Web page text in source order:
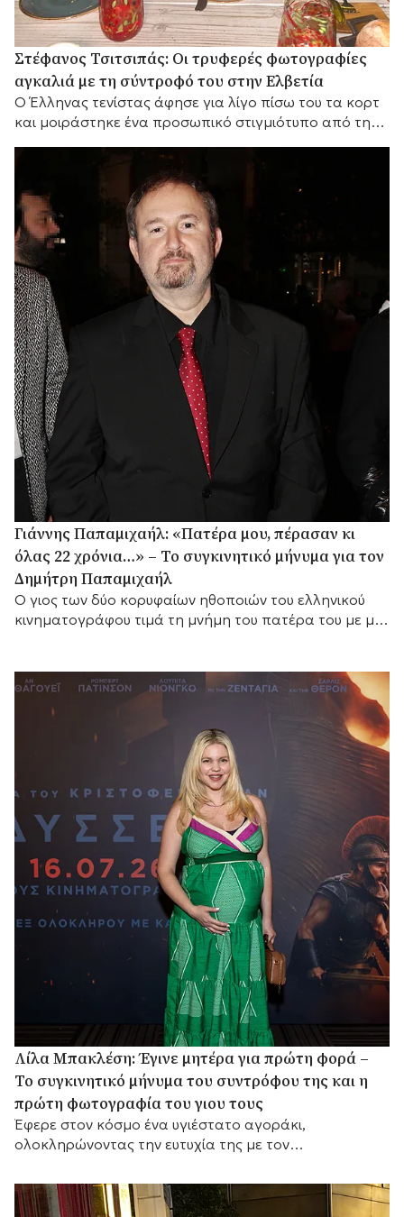
Στέφανος Τσιτσιπάς: Οι τρυφερές φωτογραφίες
αγκαλιά με τη σύντροφό του στην Ελβετία
Ο Έλληνας τενίστας άφησε για λίγο πίσω του τα κορτ
και μοιράστηκε ένα προσωπικό στιγμιότυπο από την
Γιάννης Παπαμιχαήλ: «Πατέρα μου, πέρασαν κι
όλας 22 χρόνια…» – Το συγκινητικό μήνυμα για τον
Δημήτρη Παπαμιχαήλ
Ο γιος των δύο κορυφαίων ηθοποιών του ελληνικού
κινηματογράφου τιμά τη μνήμη του πατέρα του με μια
Λίλα Μπακλέση: Έγινε μητέρα για πρώτη φορά –
Το συγκινητικό μήνυμα του συντρόφου της και η
πρώτη φωτογραφία του γιου τους
Έφερε στον κόσμο ένα υγιέστατο αγοράκι,
ολοκληρώνοντας την ευτυχία της με τον
Μαρκεζίνη.